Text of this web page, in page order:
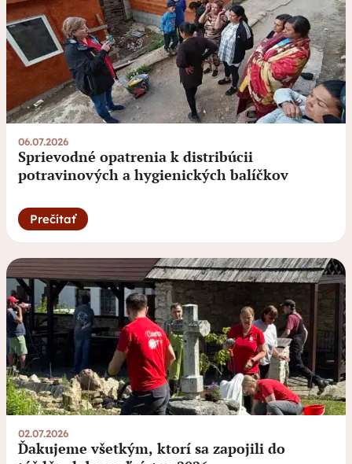
06.07.2026
Sprievodné opatrenia k distribúcii
potravinových a hygienických balíčkov
Prečítať
02.07.2026
Ďakujeme všetkým, ktorí sa zapojili do